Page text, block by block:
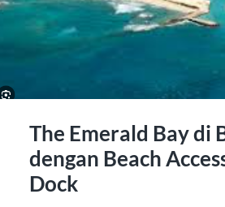
The Emerald Bay di
dengan Beach
Dock